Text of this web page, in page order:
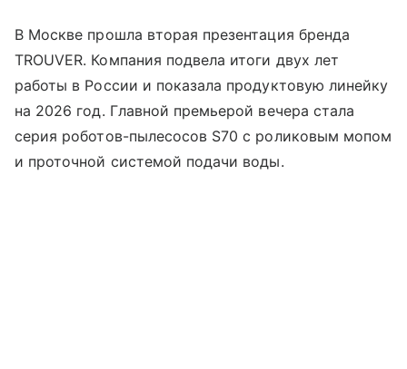
В Москве прошла вторая презентация бренда
TROUVER. Компания подвела итоги двух лет
работы в России и показала продуктовую линейку
на 2026 год. Главной премьерой вечера стала
серия роботов-пылесосов S70 с роликовым мопом
и проточной системой подачи воды.